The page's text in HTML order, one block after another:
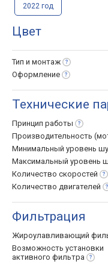
2022 год
Цвет
Тип и монтаж
Оформление
Технические
Принцип работы
Производительность
Минимальный уровень
Максимальный уровень
Количество скоростей
Количество двигателей
Фильтрация
Жироулавливающий
Возможность установки
активного фильтра